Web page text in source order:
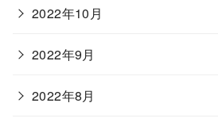
2022年10月
2022年9月
2022年8月